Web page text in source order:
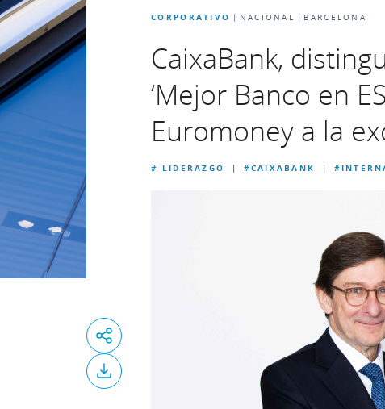
CORPORATIVO NACIONAL BARCELONA
CaixaBank,
‘Mejor Banco en
Euromoney a la
# LIDERAZGO |#CAIXABANK |